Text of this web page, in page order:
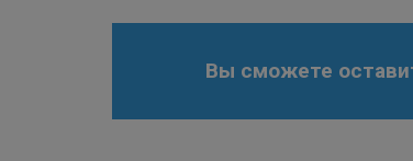
Вы сможете